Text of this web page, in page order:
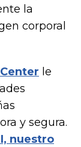
la
corporal
le
y segura.
nuestro